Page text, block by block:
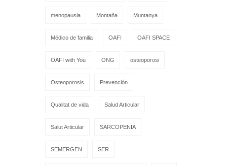
menopausia Montaña Muntanya
Médico de familia OAFI OAFI SPACE
OAFI with You ONG osteoporosi
Osteoporosis Prevención
Qualitat de vida Salud Articular
Salut Articular SARCOPENIA
SEMERGEN SER